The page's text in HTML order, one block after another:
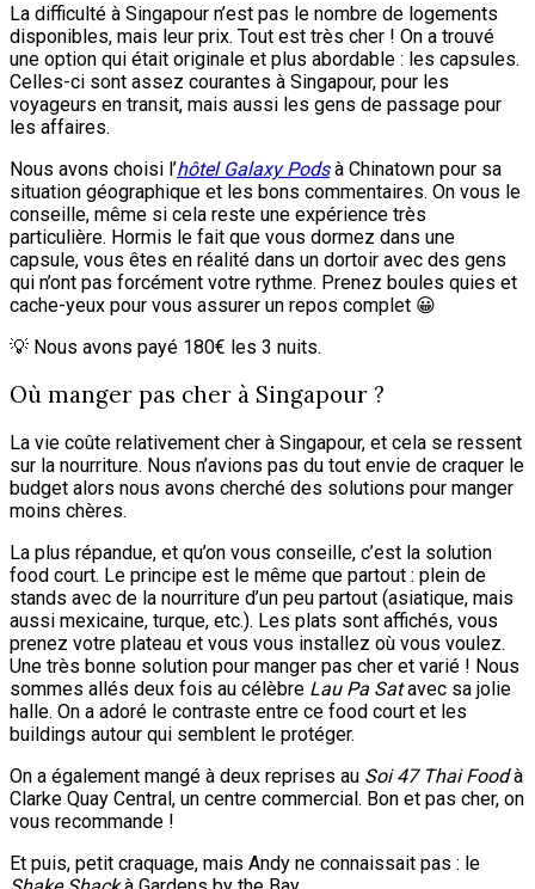
La difficulté à Singapour n’est pas le nombre de logements
disponibles, mais leur prix. Tout est très cher ! On a trouvé
une option qui était originale et plus abordable : les capsules.
Celles-ci sont assez courantes à Singapour, pour les
voyageurs en transit, mais aussi les gens de passage pour
les affaires.
Nous avons choisi l’hôtel Galaxy Podsà Chinatown pour sa
situation géographique et les bons commentaires. On vous le
conseille, même si cela reste une expérience très
particulière. Hormis le fait que vous dormez dans une
capsule, vous êtes en réalité dans un dortoir avec des gens
qui n’ont pas forcément votre rythme. Prenez boules quies et
cache-yeux pour vous assurer un repos complet 😀
💡 Nous avons payé 180€ les 3 nuits.
Où manger pas cher à Singapour ?
La vie coûte relativement cher à Singapour, et cela se ressent
sur la nourriture. Nous n’avions pas du tout envie de craquer le
budget alors nous avons cherché des solutions pour manger
moins chères.
La plus répandue, et qu’on vous conseille, c’est la solution
food court. Le principe est le même que partout : plein de
stands avec de la nourriture d’un peu partout (asiatique, mais
aussi mexicaine, turque, etc.). Les plats sont affichés, vous
prenez votre plateau et vous vous installez où vous voulez.
Une très bonne solution pour manger pas cher et varié ! Nous
sommes allés deux fois au célèbre Lau Pa Satavec sa jolie
halle. On a adoré le contraste entre ce food court et les
buildings autour qui semblent le protéger.
On a également mangé à deux reprises au Soi 47 Thai Foodà
Clarke Quay Central, un centre commercial. Bon et pas cher, on
vous recommande !
Et puis, petit craquage, mais Andy ne connaissait pas : le